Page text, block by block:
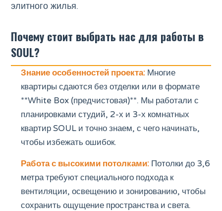
элитного жилья.
Почему стоит выбрать нас для работы в
SOUL?
Знание особенностей проекта: Многие
квартиры сдаются без отделки или в формате
**White Box (предчистовая)**. Мы работали с
планировками студий, 2-х и 3-х комнатных
квартир SOUL и точно знаем, с чего начинать,
чтобы избежать ошибок.
Работа с высокими потолками: Потолки до 3,6
метра требуют специального подхода к
вентиляции, освещению и зонированию, чтобы
сохранить ощущение пространства и света.